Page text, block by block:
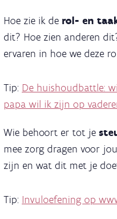
Hoe zie ik de rol- en
dit? Hoe zien anderen
ervaren in hoe we deze
Tip: De huishoudbattle:
papa wil ik zijn op
Wie behoort er tot je
mee zorg dragen voor
zijn en wat dit met je
Tip: Invuloefening op